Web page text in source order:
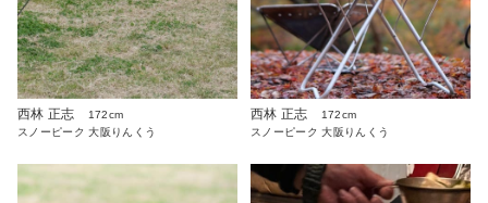
西林 正志
172cm
スノーピーク 大阪りんくう
西林 正志
172cm
スノーピーク 大阪りんくう